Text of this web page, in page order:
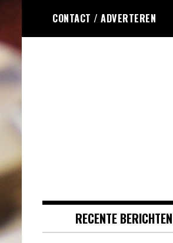
de
inhoud
CONTACT / ADVERTEREN
RECENTE BERICHTEN